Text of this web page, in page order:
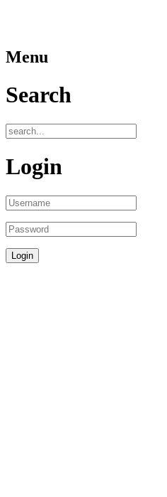
Menu
Search
Login